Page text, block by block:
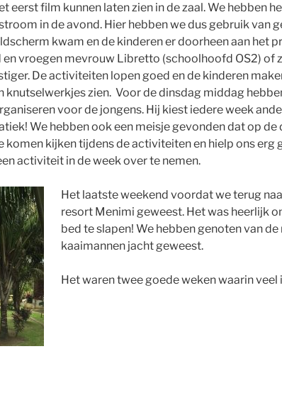
eerst film kunnen laten zien in de zaal. We hebben
in de avond. Hier hebben we dus gebruik van
kwam en de kinderen er doorheen aan het
vroegen mevrouw Libretto (schoolhoofd OS2) of
De activiteiten lopen goed en de kinderen
zien. Voor de dinsdag middag
voor de jongens. Hij kiest iedere week
We hebben ook een meisje gevonden dat op
komen kijken tijdens de activiteiten en hielp ons erg
activiteit in de week over te nemen.
Het laatste weekend voordat we terug
resort Menimi geweest. Het was heerlijk
bed te slapen! We hebben genoten van
kaaimannen jacht geweest.
Het waren twee goede weken waarin veel